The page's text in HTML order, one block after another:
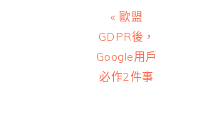
Previous
Post:
« 歐盟
GDPR後，
Google用戶
必作2件事